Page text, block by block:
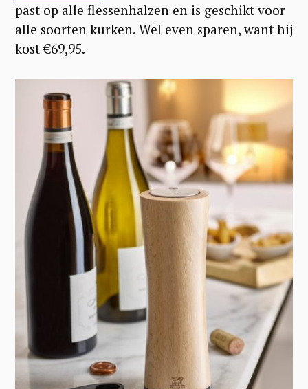
past op alle flessenhalzen en is geschikt voor
alle soorten kurken. Wel even sparen, want hij
kost €69,95.